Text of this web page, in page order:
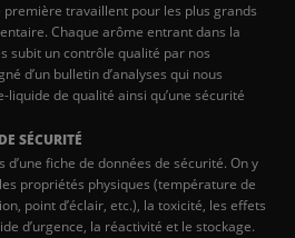
travaillent pour les plus grands
Chaque arôme entrant dans la
subit un contrôle qualité par nos
d’un bulletin d’analyses qui nous
de qualité ainsi qu’une sécurité
SÉCURITÉ
fiche de données de sécurité. On y
propriétés physiques (température de
point d’éclair, etc.), la toxicité, les effets
d’urgence, la réactivité et le stockage.